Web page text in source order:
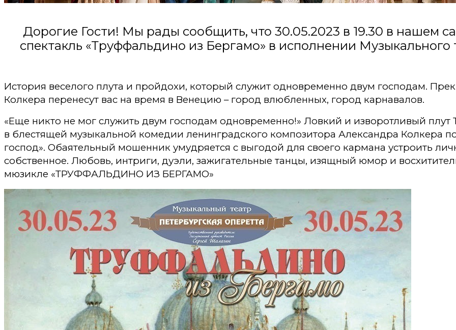
Дорогие Гости! Мы рады сообщить, что 30.05.2023 в 19.30 в нашем
спектакль «Труффальдино из Бергамо» в исполнении Музыкального
История веселого плута и пройдохи, который служит одновременно двум господам.
Колкера перенесут вас на время в Венецию – город влюбленных, город карнавалов.
«Еще никто не мог служить двум господам одновременно!» Ловкий и изворотливый плут
в блестящей музыкальной комедии ленинградского композитора Александра Колкера
господ». Обаятельный мошенник умудряется с выгодой для своего кармана устроить
собственное. Любовь, интриги, дуэли, зажигательные танцы, изящный юмор и
мюзикле «ТРУФФАЛЬДИНО ИЗ БЕРГАМО»